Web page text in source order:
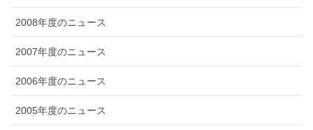
2008年度のニュース
2007年度のニュース
2006年度のニュース
2005年度のニュース